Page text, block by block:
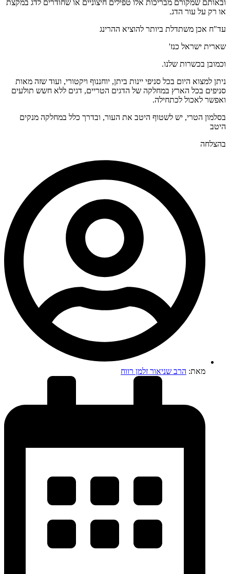
ובאותם שמקורם מבריכות אלו טפילים חיצוניים או שחודרים לדג במקצת
או רק על עור הדג.
עד"ח אכן משתדלת ביותר להוציא ההרינג
שארית ישראל כנז'
וכמובן בכשרות שלנו.
ניתן למצוא היום בכל סניפי יינות ביתן, יוחננוף ויקטורי, ועוד שזה מאות
סניפים בכל הארץ במחלקה של הדגים הטריים, דגים ללא חשש תולעים
ואפשר לאכול לכתחילה.
בסלמון הטרי, יש לשטוף היטב את העור, ובדרך כלל במחלקה מנקים
היטב
בהצלחה
מאת: הרב שניאור זלמן רווח